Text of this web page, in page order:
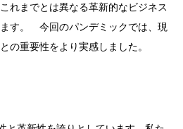
れまでとは異なる革新的なビジネス
す。 今回のパンデミックでは、現
の重要性をより実感しました。